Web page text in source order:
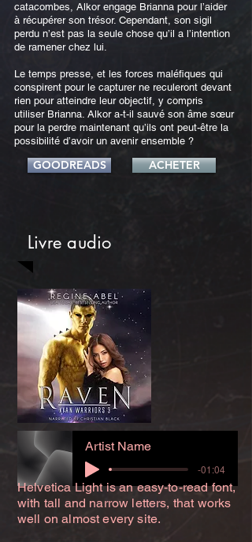
catacombes, Alkor engage Brianna pour l’aider
à récupérer son trésor. Cependant, son sigil
perdu n’est pas la seule chose qu’il a l’intention
de ramener chez lui.
Le temps presse, et les forces maléfiques qui
conspirent pour le capturer ne reculeront devant
rien pour atteindre leur objectif, y compris
utiliser Brianna. Alkor a-t-il sauvé son âme sœur
pour la perdre maintenant qu’ils ont peut-être la
possibilité d’avoir un avenir ensemble ?
GOODREADS ACHETER
Livre audio
Artist Name
-01:04
Helvetica Light is an easy-to-read font,
with tall and narrow letters, that works
well on almost every site.